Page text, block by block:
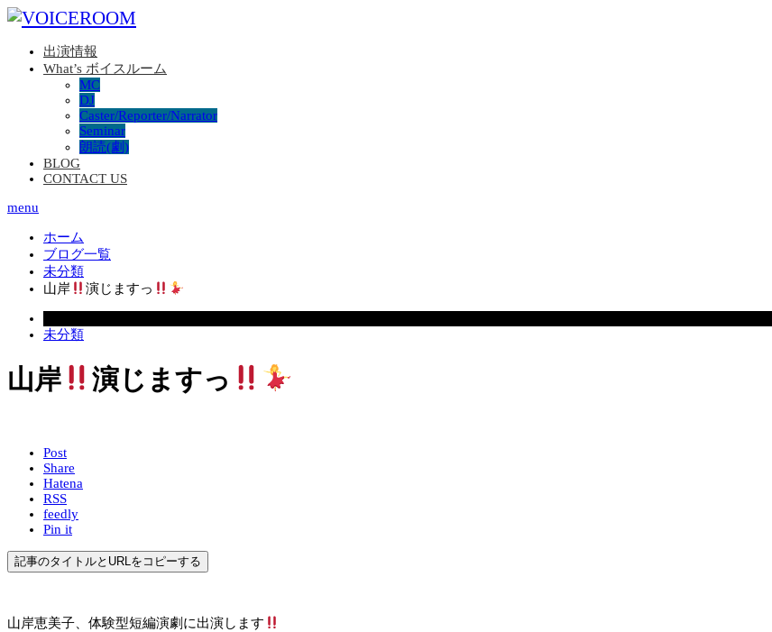
出演情報
What’s ボイスルーム
MC
DJ
Caster/Reporter/Narrator
Seminar
朗読(劇)
BLOG
CONTACT US
menu
ホーム
ブログ一覧
未分類
山岸
演じますっ
未分類
山岸 演じますっ
Post
Share
Hatena
RSS
feedly
Pin it
記事のタイトルとURLをコピーする
山岸恵美子、体験型短編演劇に出演します